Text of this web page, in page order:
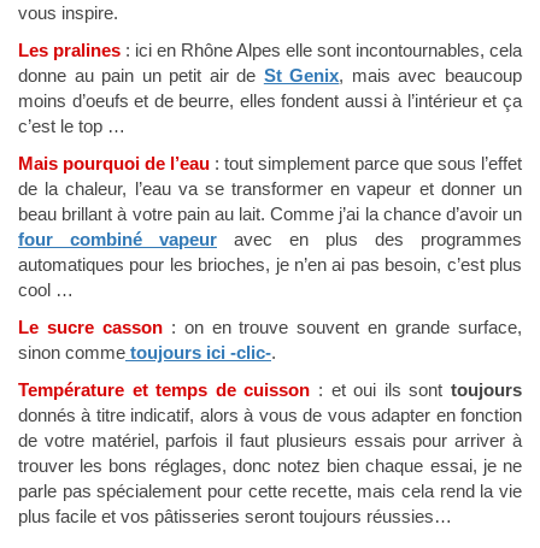
vous inspire.
Les pralines : ici en Rhône Alpes elle sont incontournables, cela
donne au pain un petit air de St Genix, mais avec beaucoup
moins d’oeufs et de beurre, elles fondent aussi à l’intérieur et ça
c’est le top …
Mais pourquoi de l’eau : tout simplement parce que sous l’effet
de la chaleur, l’eau va se transformer en vapeur et donner un
beau brillant à votre pain au lait. Comme j’ai la chance d’avoir un
four combiné vapeur avec en plus des programmes
automatiques pour les brioches, je n’en ai pas besoin, c’est plus
cool …
Le sucre casson: on en trouve souvent en grande surface,
sinon comme toujours ici -clic-.
Température et temps de cuisson : et oui ils sonttoujours
donnés à titre indicatif, alors à vous de vous adapter en fonction
de votre matériel, parfois il faut plusieurs essais pour arriver à
trouver les bons réglages, donc notez bien chaque essai, je ne
parle pas spécialement pour cette recette, mais cela rend la vie
plus facile et vos pâtisseries seront toujours réussies…